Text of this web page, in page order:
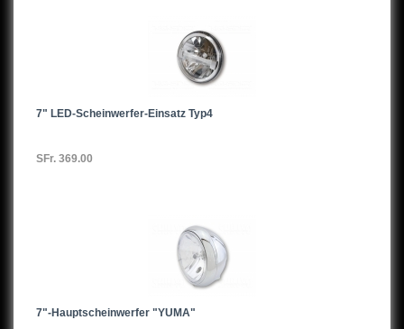
7" LED-Scheinwerfer-Einsatz Typ4
SFr. 369.00
7"-Hauptscheinwerfer "YUMA"